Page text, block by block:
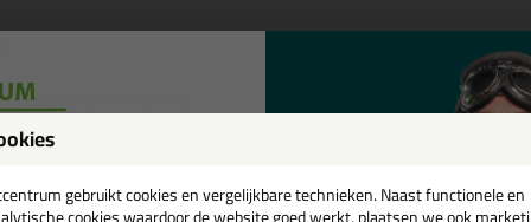
dan gerust contact op!
gebruikt cookies en vergelijkbare technieken. Naast functionele en